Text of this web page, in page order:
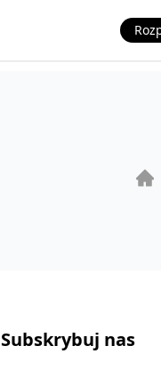
Subskrybuj nas